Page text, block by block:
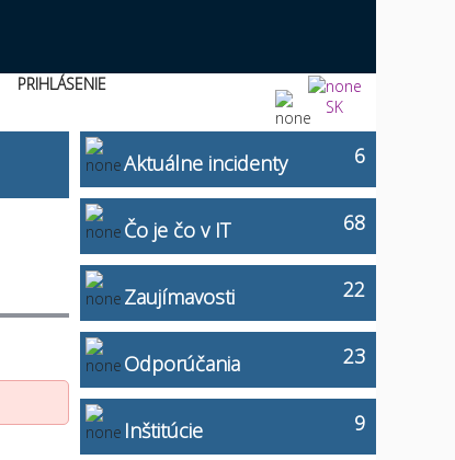
PRIHLÁSENIE
SK
Aktuálne incidenty 6
Čo je čo v IT 68
Zaujímavosti 22
Odporúčania 23
Inštitúcie 9